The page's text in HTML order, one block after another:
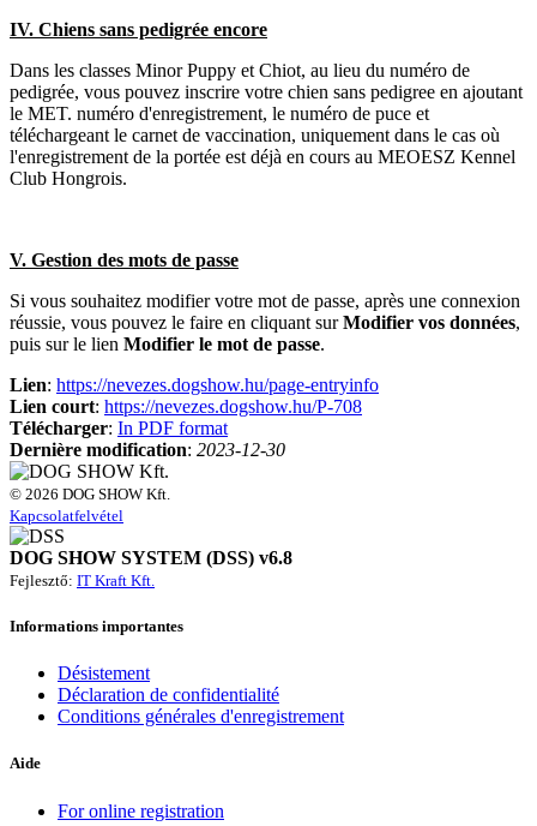
IV. Chiens sans pedigrée encore
Dans les classes Minor Puppy et Chiot, au lieu du numéro de
pedigrée, vous pouvez inscrire votre chien sans pedigree en ajoutant
le MET. numéro d'enregistrement, le numéro de puce et
téléchargeant le carnet de vaccination, uniquement dans le cas où
l'enregistrement de la portée est déjà en cours au MEOESZ Kennel
Club Hongrois.
V. Gestion des mots de passe
Si vous souhaitez modifier votre mot de passe, après une connexion
réussie, vous pouvez le faire en cliquant surModifier vos données,
puis sur le lien Modifier le mot de passe.
Lien: https://nevezes.dogshow.hu/page-entryinfo
Lien court: https://nevezes.dogshow.hu/P-708
Télécharger: In PDF format
Dernière modification: 2023-12-30
© 2026 DOG SHOW Kft.
Kapcsolatfelvétel
DOG SHOW SYSTEM (DSS) v6.8
Fejlesztő: IT Kraft Kft.
Informations importantes
Désistement
Déclaration de confidentialité
Conditions générales d'enregistrement
Aide
For online registration